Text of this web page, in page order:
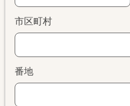
市区町村
番地